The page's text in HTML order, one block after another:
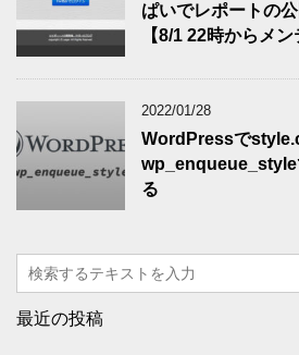
ぱいでレポートの
【8/1 22時からメン
2022/01/28
WordPressで
wp_enqueue_style
る
最近の投稿